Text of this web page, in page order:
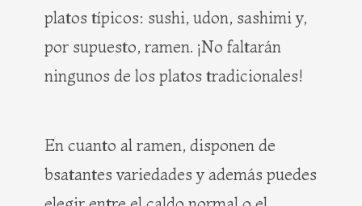
platos típicos: sushi, udon, sashimi y,
por supuesto, ramen. ¡No faltarán
ningunos de los platos tradicionales!
En cuanto al ramen, disponen de
bsatantes variedades y además puedes